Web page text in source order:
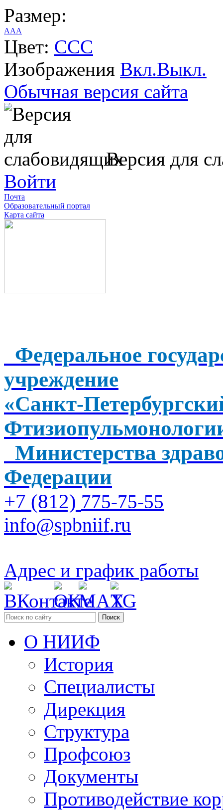
Размер:
AAA
Цвет: CCC
Изображения Вкл.Выкл.
Обычная версия сайта
Версия для
Войти
Почта
Образовательный портал
Карта сайта
Федеральное
учреждение
«Санкт-
Министерства
Федерации
+7 (812) 775-75-55
info@spbniif.ru
Адрес и график работы
Поиск
О НИИФ
История
Специалисты
Дирекция
Структура
Профсоюз
Документы
Противодействие